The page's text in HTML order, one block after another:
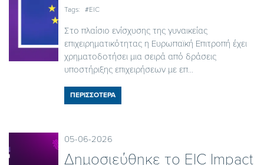
Tags: #EIC
Στο πλαίσιο ενίσχυσης της γυναικείας
επιχειρηματικότητας η Ευρωπαϊκή Επιτροπή έχει
χρηματοδοτήσει μια σειρά από δράσεις
υποστήριξης επιχειρήσεων με επ...
ΠΕΡΙΣΣΟΤΕΡΑ
05-06-2026
Δημοσιεύθηκε το EIC Ιmpact